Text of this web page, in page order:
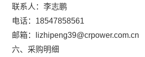
联系人：李志鹏
电话：18547858561
邮箱：lizhipeng39@crpower.com.cn
六、采购明细